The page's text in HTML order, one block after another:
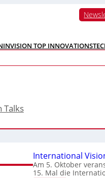
INVISION TOP INNOVATIONS
Talks
International
Am 5. Oktober
15. Mal die